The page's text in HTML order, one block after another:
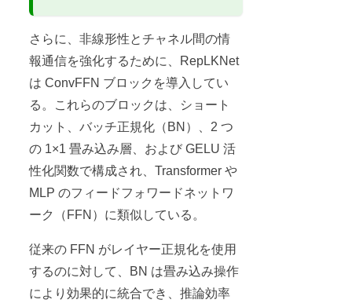
さらに、非線形性とチャネル間の情
報通信を強化するために、RepLKNet
は ConvFFN ブロックを導入してい
る。これらのブロックは、ショート
カット、バッチ正規化（BN）、2 つ
の 1×1 畳み込み層、および GELU 活
性化関数で構成され、Transformer や
MLP のフィードフォワードネットワ
ーク（FFN）に類似している。
従来の FFN がレイヤー正規化を使用
するのに対して、BN は畳み込み操作
により効果的に統合でき、推論効率